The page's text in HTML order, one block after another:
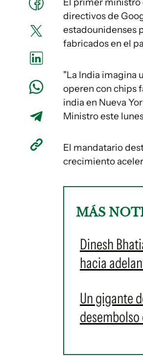
directivos de
estadounidenses
fabricados en el
"La India imagina
operen con chips
india en Nueva
Ministro este
El mandatario
crecimiento
MÁS
Dinesh
hacia
Un gigante